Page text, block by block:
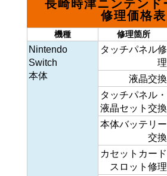
長崎時津ニンテン
修理価格表
機種 修理箇所
Nintendo
Switch
本体
タッチパネル修
理
液晶交換
タッチパネル・
液晶セット交換
本体バッテリー
交換
カセットカード
スロット修理